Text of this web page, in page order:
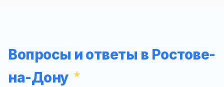
Вопросы и ответы в Ростове-
на-Дону